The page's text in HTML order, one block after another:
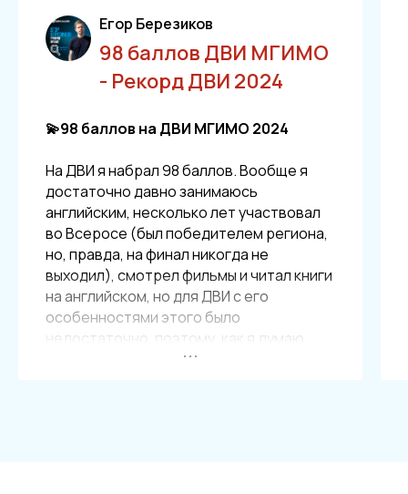
Егор Березиков
98 баллов ДВИ МГИМО
- Рекорд ДВИ 2024
💫98 баллов на ДВИ МГИМО 2024
На ДВИ я набрал 98 баллов. Вообще я
достаточно давно занимаюсь
английским, несколько лет участвовал
во Всеросе (был победителем региона,
но, правда, на финал никогда не
выходил), смотрел фильмы и читал книги
на английском, но для ДВИ с его
особенностями этого было
недостаточно, поэтому, как я думаю,
решающую роль в этом результате